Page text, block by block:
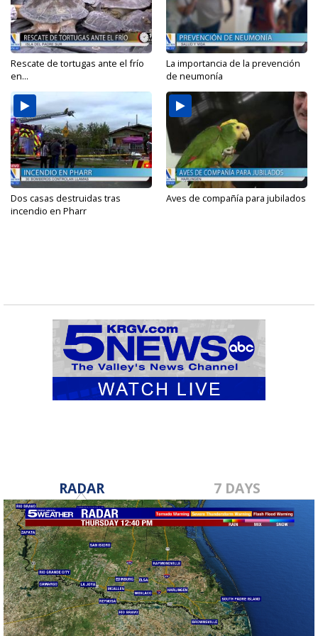
Rescate de tortugas ante el frío
en...
La importancia de la prevención
de neumonía
Dos casas destruidas tras
incendio en Pharr
Aves de compañía para jubilados
RADAR 7 DAYS